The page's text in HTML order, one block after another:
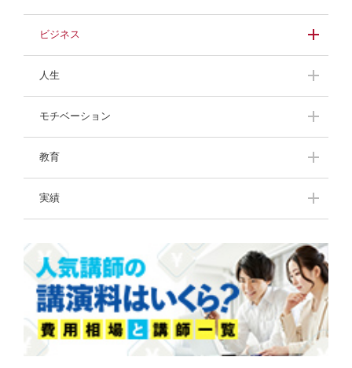
がんの体験者の声
ビジネス
緊張しないスピーチ
人生
人生最大の危機
モチベーション
挑戦し続ける人たち
教育
中高生のきみたちへー
ー
めな本
わたしの子育て体験記
ママパパお役立ち情
報！豊かな子育て
実績